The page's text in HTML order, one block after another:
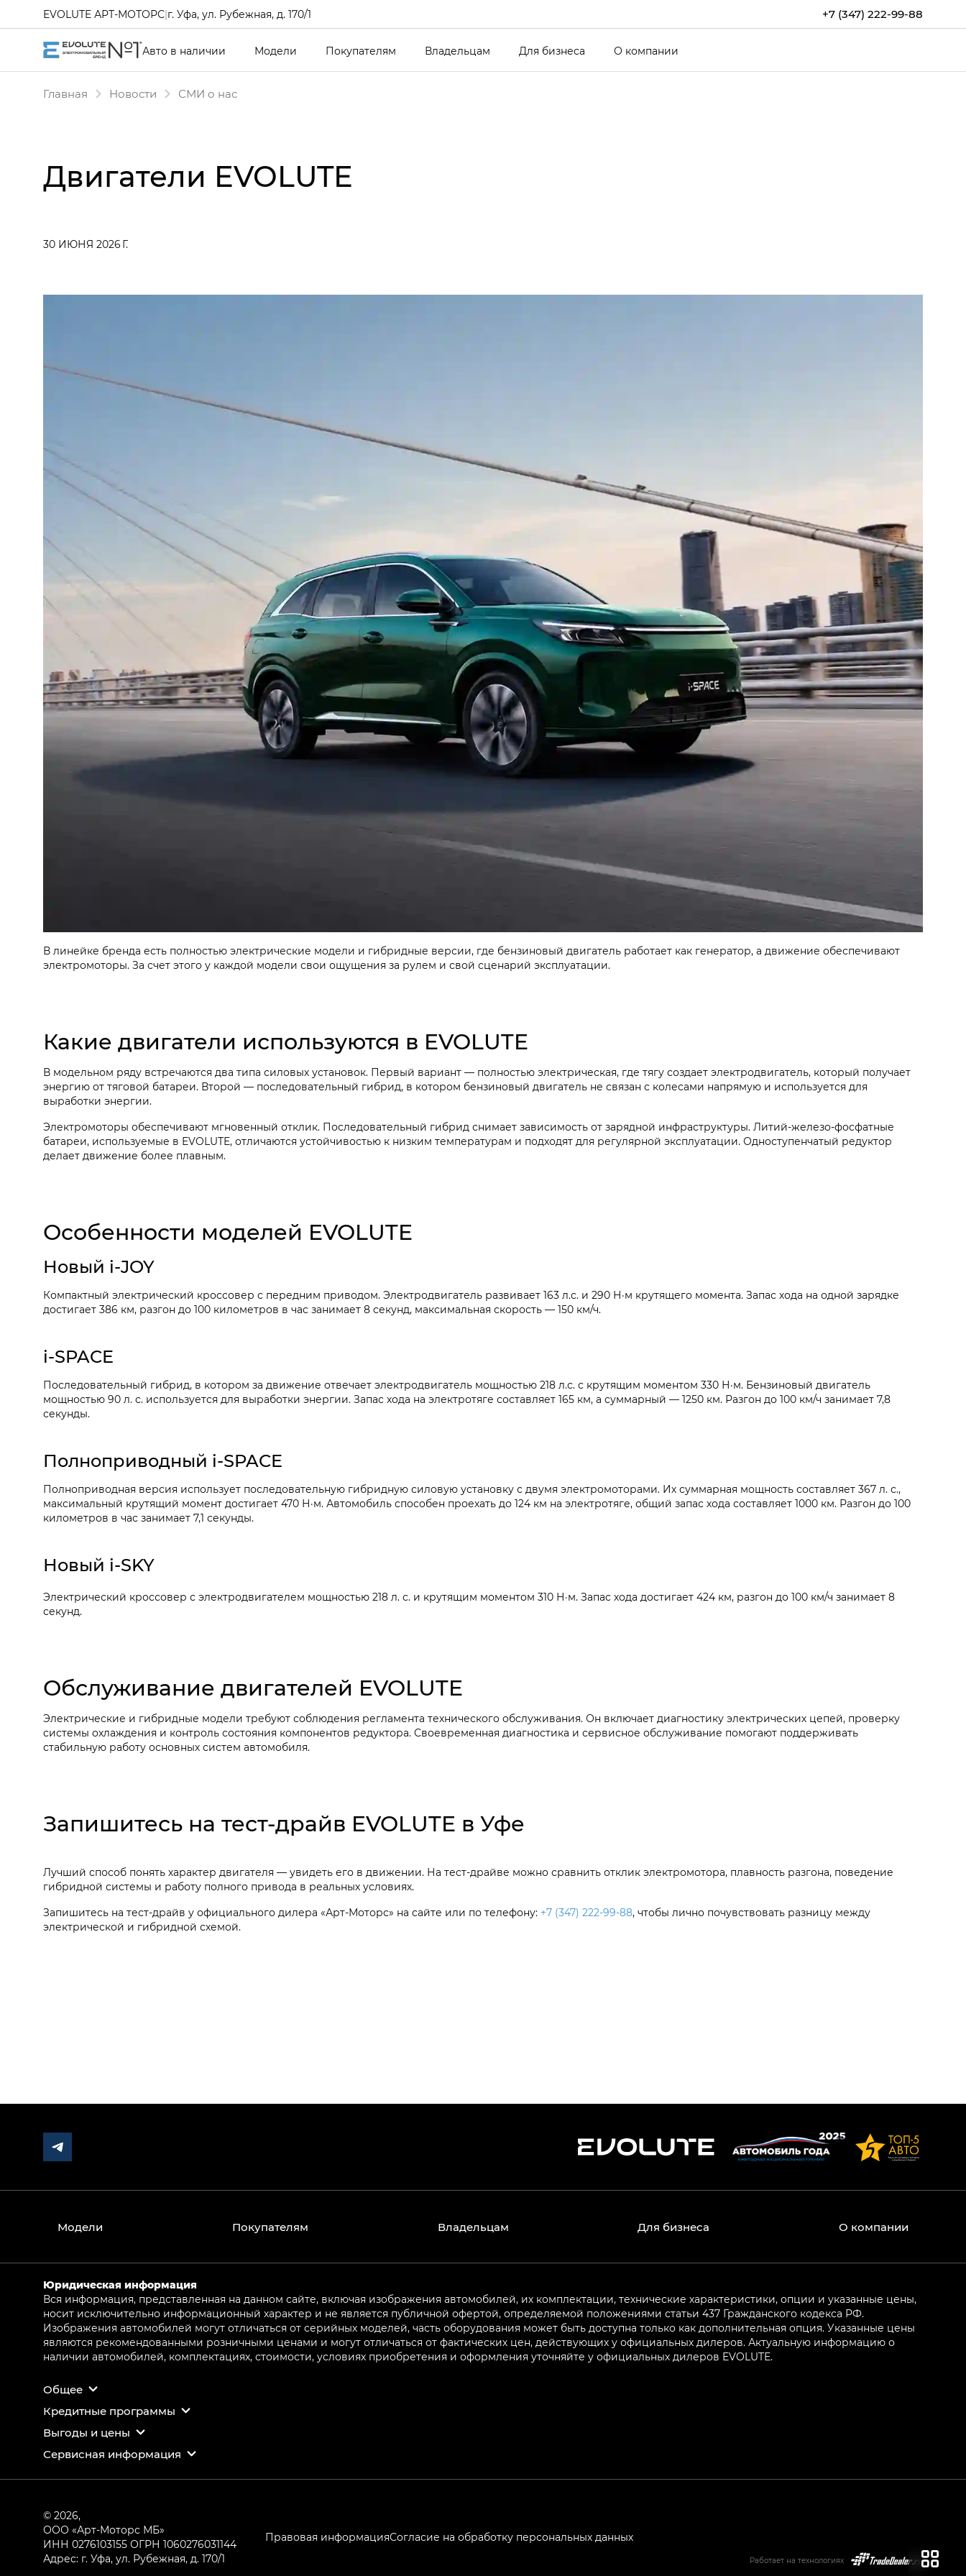
+7 (347) 222-99-88
EVOLUTE АРТ-МОТОРС|г. Уфа, ул. Рубежная, д. 170/1
Авто в наличии Модели Покупателям Владельцам Для бизнеса О компании
Главная Новости СМИ о нас
Двигатели EVOLUTE
30 ИЮНЯ 2026 Г.
В линейке бренда есть полностью электрические модели и гибридные версии, где бензиновый двигатель работает как генератор, а движение обеспечивают
электромоторы. За счет этого у каждой модели свои ощущения за рулем и свой сценарий эксплуатации.
Какие двигатели используются в EVOLUTE
В модельном ряду встречаются два типа силовых установок. Первый вариант — полностью электрическая, где тягу создает электродвигатель, который получает
энергию от тяговой батареи. Второй — последовательный гибрид, в котором бензиновый двигатель не связан с колесами напрямую и используется для
выработки энергии.
Электромоторы обеспечивают мгновенный отклик. Последовательный гибрид снимает зависимость от зарядной инфраструктуры. Литий-железо-фосфатные
батареи, используемые в EVOLUTE, отличаются устойчивостью к низким температурам и подходят для регулярной эксплуатации. Одноступенчатый редуктор
делает движение более плавным.
Особенности моделей EVOLUTE
Новый i‑JOY
Компактный электрический кроссовер с передним приводом. Электродвигатель развивает 163 л.с. и 290 Н·м крутящего момента. Запас хода на одной зарядке
достигает 386 км, разгон до 100 километров в час занимает 8 секунд, максимальная скорость — 150 км/ч.
i‑SPACE
Последовательный гибрид, в котором за движение отвечает электродвигатель мощностью 218 л.с. с крутящим моментом 330 Н·м. Бензиновый двигатель
мощностью 90 л. с. используется для выработки энергии. Запас хода на электротяге составляет 165 км, а суммарный — 1250 км. Разгон до 100 км/ч занимает 7,8
секунды.
Полноприводный i‑SPACE
Полноприводная версия использует последовательную гибридную силовую установку с двумя электромоторами. Их суммарная мощность составляет 367 л. с.,
максимальный крутящий момент достигает 470 Н·м. Автомобиль способен проехать до 124 км на электротяге, общий запас хода составляет 1000 км. Разгон до 100
километров в час занимает 7,1 секунды.
Новый i‑SKY
Электрический кроссовер с электродвигателем мощностью 218 л. с. и крутящим моментом 310 Н·м. Запас хода достигает 424 км, разгон до 100 км/ч занимает 8
секунд.
Обслуживание двигателей EVOLUTE
Электрические и гибридные модели требуют соблюдения регламента технического обслуживания. Он включает диагностику электрических цепей, проверку
системы охлаждения и контроль состояния компонентов редуктора. Своевременная диагностика и сервисное обслуживание помогают поддерживать
стабильную работу основных систем автомобиля.
Запишитесь на тест-драйв EVOLUTE в Уфе
Лучший способ понять характер двигателя — увидеть его в движении. На тест-драйве можно сравнить отклик электромотора, плавность разгона, поведение
гибридной системы и работу полного привода в реальных условиях.
Запишитесь на тест-драйв у официального дилера «Арт-Моторс» на сайте или по телефону: +7 (347) 222-99-88, чтобы лично почувствовать разницу между
электрической и гибридной схемой.
Модели Покупателям Владельцам Для бизнеса О компании
Юридическая информация
Вся информация, представленная на данном сайте, включая изображения автомобилей, их комплектации, технические характеристики, опции и указанные цены,
носит исключительно информационный характер и не является публичной офертой, определяемой положениями статьи 437 Гражданского кодекса РФ.
Изображения автомобилей могут отличаться от серийных моделей, часть оборудования может быть доступна только как дополнительная опция. Указанные цены
являются рекомендованными розничными ценами и могут отличаться от фактических цен, действующих у официальных дилеров. Актуальную информацию о
наличии автомобилей, комплектациях, стоимости, условиях приобретения и оформления уточняйте у официальных дилеров EVOLUTE.
Общее
Кредитные программы
Выгоды и цены
Сервисная информация
© 2026,
ООО «Арт-Моторс МБ»
ИНН 0276103155 ОГРН 1060276031144
Адрес: г. Уфа, ул. Рубежная, д. 170/1
Правовая информацияСогласие на обработку персональных данных
Работает на технологиях